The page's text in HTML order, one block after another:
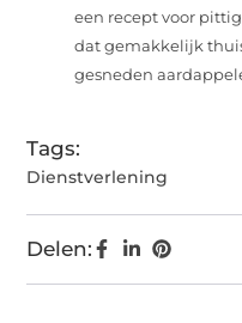
een recept voor
dat gemakkelijk
gesneden
Tags:
Dienstverlening
Delen: